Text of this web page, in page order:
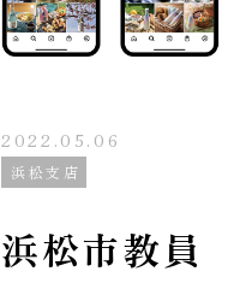
2022.05.06
浜松支店
浜松市教員